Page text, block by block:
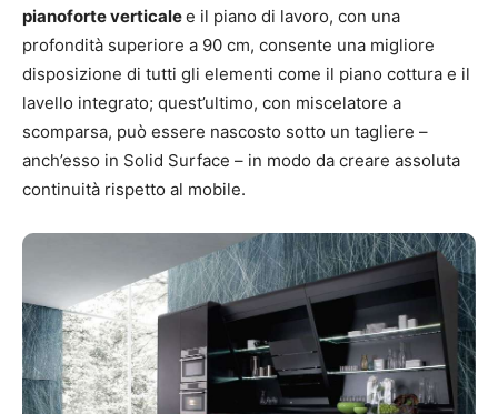
pianoforte verticalee il piano di lavoro, con una
profondità superiore a 90 cm, consente una migliore
disposizione di tutti gli elementi come il piano cottura e il
lavello integrato; quest’ultimo, con miscelatore a
scomparsa, può essere nascosto sotto un tagliere –
anch’esso in Solid Surface – in modo da creare assoluta
continuità rispetto al mobile.